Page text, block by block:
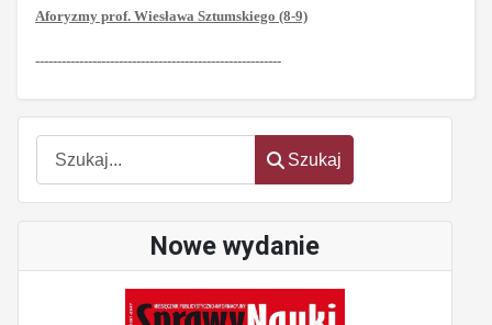
Szukaj
Szukaj
Nowe wydanie
Aforyzmy prof. Wiesława Sztumskiego (8-9)
--------------------------------------------------------